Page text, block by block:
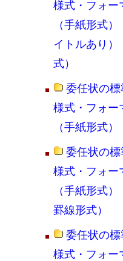
様式・フォー
（手紙形式
イトルあり
式）
委任状の標
様式・フォー
（手紙形式）
委任状の標
様式・フォー
（手紙形式
罫線形式）
委任状の標
様式・フォー